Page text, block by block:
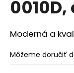
Moderná a
Môžeme doručiť
á
s
ť
?